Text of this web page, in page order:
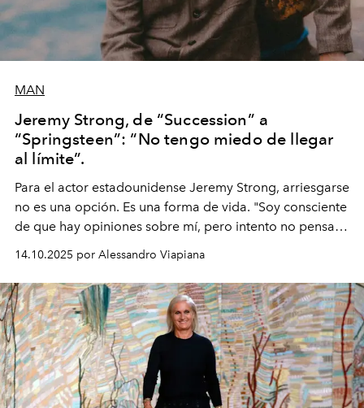
MAN
Jeremy Strong, de “Succession” a
“Springsteen”: “No tengo miedo de llegar
al límite”.
Para el actor estadounidense Jeremy Strong, arriesgarse
no es una opción. Es una forma de vida. "Soy consciente
de que hay opiniones sobre mí, pero intento no pensar
demasiado en cómo me perciben. Creo que es una
pérdida de tiempo", afirma.
14.10.2025 por Alessandro Viapiana